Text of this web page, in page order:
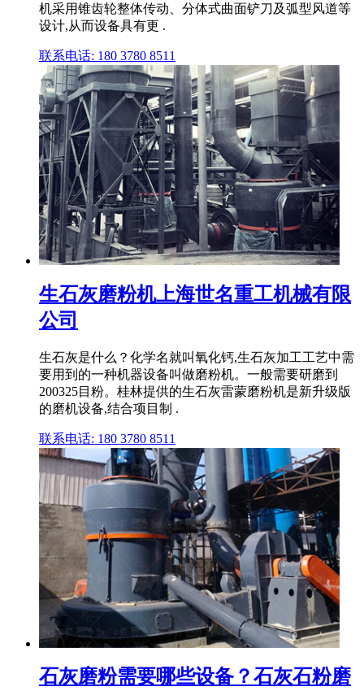
机采用锥齿轮整体传动、分体式曲面铲刀及弧型风道等
设计,从而设备具有更 .
联系电话: 180 3780 8511
生石灰磨粉机上海世名重工机械有限
公司
生石灰是什么？化学名就叫氧化钙,生石灰加工工艺中需
要用到的一种机器设备叫做磨粉机。一般需要研磨到
200325目粉。桂林提供的生石灰雷蒙磨粉机是新升级版
的磨机设备,结合项目制 .
联系电话: 180 3780 8511
石灰磨粉需要哪些设备？石灰石粉磨